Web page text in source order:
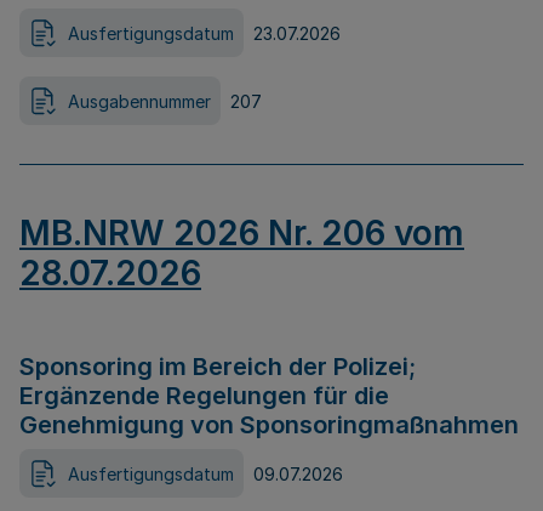
Ausfertigungsdatum 23.07.2026
Ausgabennummer 207
MB.NRW 2026 Nr. 206 vom
28.07.2026
Sponsoring im Bereich der Polizei;
Ergänzende Regelungen für die
Genehmigung von Sponsoringmaßnahmen
Ausfertigungsdatum 09.07.2026